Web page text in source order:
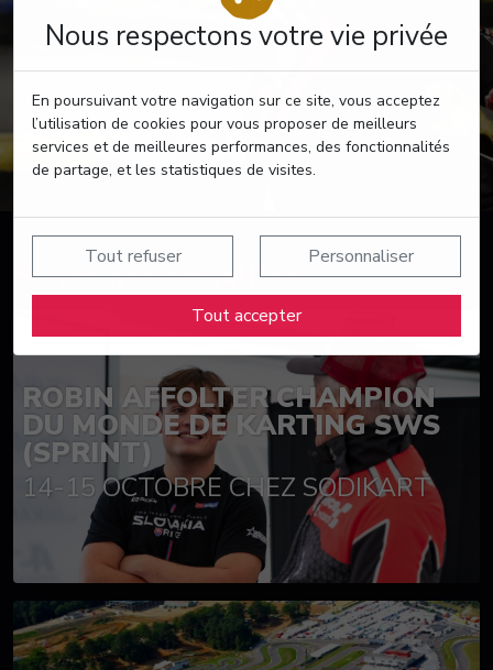
Nous respectons votre vie privée
En poursuivant votre navigation sur ce site, vous acceptez
l’utilisation de cookies pour vous proposer de meilleurs
services et de meilleures performances, des fonctionnalités
de partage, et les statistiques de visites.
Tout refuser Personnaliser
Tout accepter
Suivez nos actualités
ROBIN AFFOLTER CHAMPION
DU MONDE DE KARTING SWS
(SPRINT)
14-15 OCTOBRE CHEZ SODIKART